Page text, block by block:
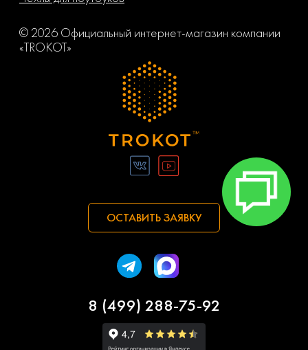
© 2026 Официальный интернет-магазин компании
«TROKOT»
ОСТАВИТЬ ЗАЯВКУ
8 (499) 288-75-92